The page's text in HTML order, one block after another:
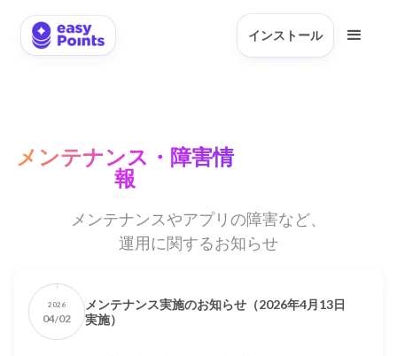
インストール
メンテナンス・障害情
報
メンテナンスやアプリの障害など、
運用に関するお知らせ
2026
04/02
メンテナンス実施のお知らせ（2026年4月13日
実施）